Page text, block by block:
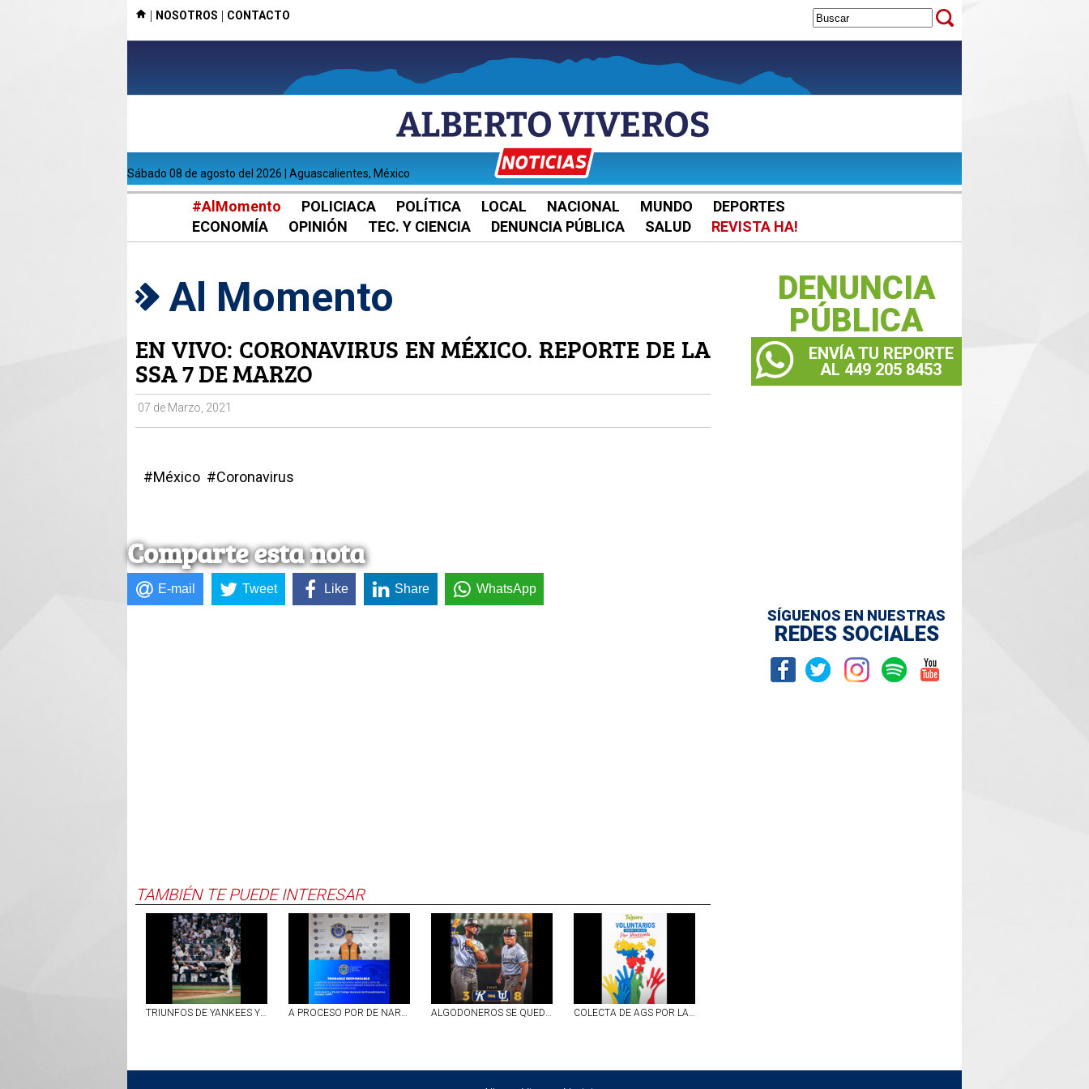
| NOSOTROS | CONTACTO
sábado 08 de agosto del 2026 | Aguascalientes, México
#AlMomento POLICIACA POLÍTICA LOCAL NACIONAL MUNDO
DEPORTES
ECONOMÍA
OPINIÓN TEC. Y CIENCIA DENUNCIA PÚBLICA SALUD REVISTA HA!
Al Momento
EN VIVO: CORONAVIRUS EN MÉXICO. REPORTE DE LA
SSA 7 DE MARZO
07 de Marzo, 2021
#México #Coronavirus
Comparte esta nota
E-mail Tweet Like Share WhatsApp
TAMBIÉN TE PUEDE INTERESAR
TRIUNFOS DE YANKEES Y BOSTON EN LA JORNADA DEL LUNES EN LAS GRANDES LIGAS A PROCESO POR DE NARCOMENUDEO SUJETO DETENIDO EN EJIDO DE PEÑUELAS, AGS ALGODONEROS SE QUEDAN CON LA SERIE ANTE RIELEROS COLECTA DE AGS POR LAS VÍCTIMAS DEL TEMBLOR DE VENEZUELA
DENUNCIA
PÚBLICA
ENVÍA TU REPORTE
AL 449 205 8453
SÍGUENOS EN NUESTRAS
REDES SOCIALES